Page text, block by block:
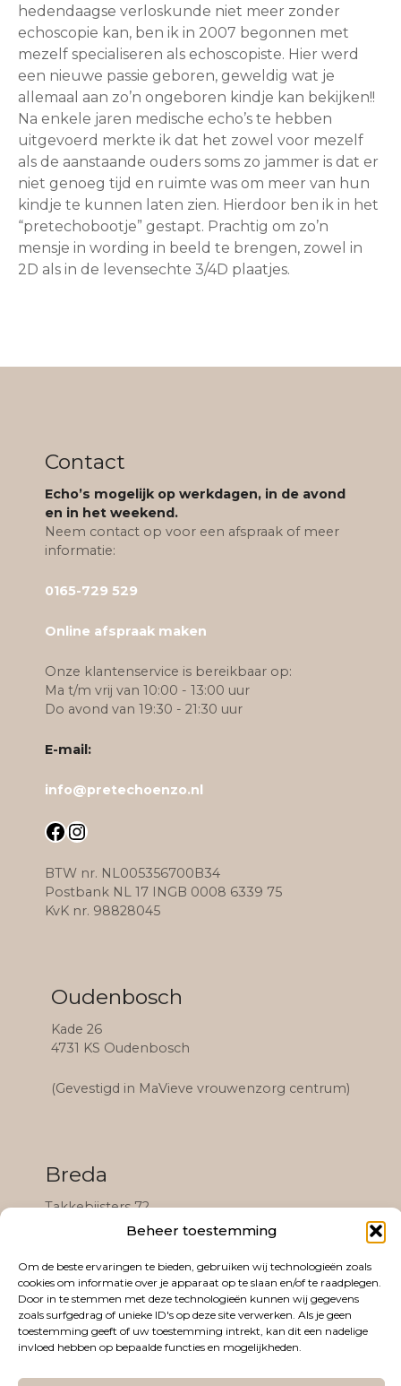
Beheer toestemming
Om de beste ervaringen te bieden, gebruiken wij technologieën zoals
cookies om informatie over je apparaat op te slaan en/of te raadplegen.
Door in te stemmen met deze technologieën kunnen wij gegevens
zoals surfgedrag of unieke ID's op deze site verwerken. Als je geen
toestemming geeft of uw toestemming intrekt, kan dit een nadelige
invloed hebben op bepaalde functies en mogelijkheden.
hedendaagse verloskunde niet meer zonder
echoscopie kan, ben ik in 2007 begonnen met
mezelf specialiseren als echoscopiste. Hier werd
een nieuwe passie geboren, geweldig wat je
allemaal aan zo’n ongeboren kindje kan bekijken!!
Na enkele jaren medische echo’s te hebben
uitgevoerd merkte ik dat het zowel voor mezelf
als de aanstaande ouders soms zo jammer is dat er
niet genoeg tijd en ruimte was om meer van hun
kindje te kunnen laten zien. Hierdoor ben ik in het
“pretechobootje” gestapt. Prachtig om zo’n
mensje in wording in beeld te brengen, zowel in
2D als in de levensechte 3/4D plaatjes.
Contact
Echo’s mogelijk op werkdagen, in de avond
en in het weekend.
Neem contact op voor een afspraak of meer
informatie:
0165-729 529
Online afspraak maken
Onze klantenservice is bereikbaar op:
Ma t/m vrij van 10:00 - 13:00 uur
Do avond van 19:30 - 21:30 uur
E-mail:
info@pretechoenzo.nl
Facebook Instagram
BTW nr. NL005356700B34
Postbank NL 17 INGB 0008 6339 75
KvK nr. 98828045
Oudenbosch
Kade 26
4731 KS Oudenbosch
(Gevestigd in MaVieve vrouwenzorg centrum)
Breda
Takkebijsters 72
4817 BL Breda
(Gevestigd in het Black & White Community
complex)